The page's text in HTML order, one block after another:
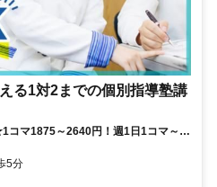
る1対2までの個別指導塾講
コマ1875～2640円！週1日1コマ～私
5分